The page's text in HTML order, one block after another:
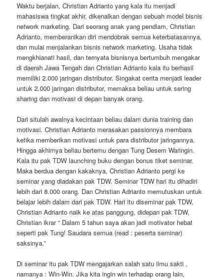
Waktu berjalan, Christian Adrianto yang kala itu menjadi
mahasiswa tingkat akhir, dikenalkan dengan sebuah model bisnis
network marketing. Dari seorang anak yang pendiam, Christian
Adrianto, memberanikan diri mendobrak semua keterbatasannya,
dan mulai menjalankan bisnis network marketing. Usaha tidak
mengkhianati hasil, dan ternyata bisnisnya bertumbuh mengakar
di daerah Jawa Tengah dan Christian Adrianto kala itu berhasil
memiliki 2.000 jaringan distributor. Singakat cerita menjadi leader
untuk 2.000 jaringan distributor, memaksa beliau untuk sering
sharing dan motivasi di depan banyak orang.
Dari situlah awalnya kecintaan beliau dalam dunia training dan
motivasi. Christian Adrianto merasakan passionnya membara
ketika memberikan motivasi untuk para distributor jaringannya.
Hingga akhirnya beliau bertemu dengan Tung Desem Waringin.
Kala itu pak TDW launching buku dengan bonus tiket seminar.
Maka berdua dengan kakaknya, Christian Adrianto pergi ke
seminar yang diadakan pak TDW. Seminar TDW hari itu dihadiri
lebih dari 8.000 orang. Dan Christian Adrianto memutuskan untuk
belajar lebih dalam dari pak TDW. Hari itu diseminar pak TDW,
Christian Adrianto naik ke atas panggung, didepan pak TDW,
Christian ikrar “ Dalam 5 tahun saya akan jadi motivator hebat
seperti pak Tung! Saudara semua (read : peserta seminar)
saksinya.”
Di seminar itu pak TDW mengajarkan salah satu ilmu sakti ,
namanya : Win-Win. Jika kita ingin win terhadap orang lain,